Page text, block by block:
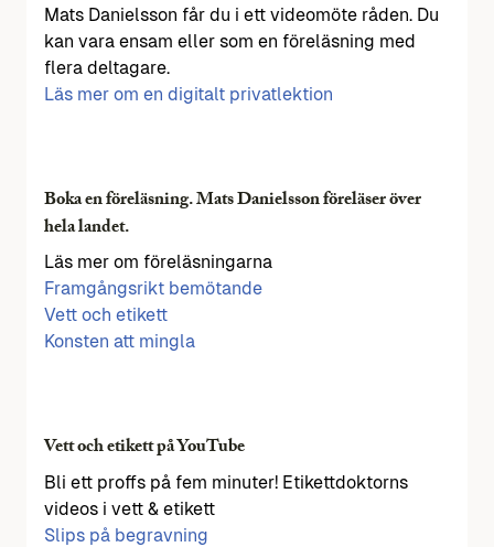
Mats Danielsson får du i ett videomöte råden. Du
kan vara ensam eller som en föreläsning med
flera deltagare.
Läs mer om en digitalt privatlektion
Boka en föreläsning. Mats Danielsson föreläser över
hela landet.
Läs mer om föreläsningarna
Framgångsrikt bemötande
Vett och etikett
Konsten att mingla
Vett och etikett på YouTube
Bli ett proffs på fem minuter! Etikettdoktorns
videos i vett & etikett
Slips på begravning